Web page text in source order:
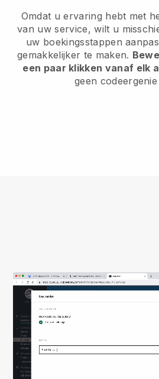
Omdat u ervaring hebt met
van uw service, wilt u
uw boekingsstappen
gemakkelijker te maken.
een paar klikken vanaf elk
geen